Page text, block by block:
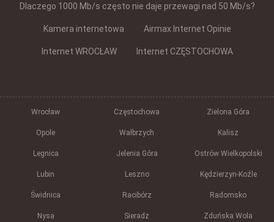
Dlaczego 1000 Mb/s często nie daje przewagi nad 50 Mb/s?
Kamera internetowa Airmax Internet Opinie
Internet WROCŁAW Internet CZĘSTOCHOWA
Wrocław Częstochowa Zielona Góra
Opole Wałbrzych Kalisz
Legnica Jelenia Góra Ostrów Wielkopolski
Lubin Leszno Kędzierzyn-Koźle
Świdnica Racibórz Radomsko
Nysa Sieradz Zduńska Wola